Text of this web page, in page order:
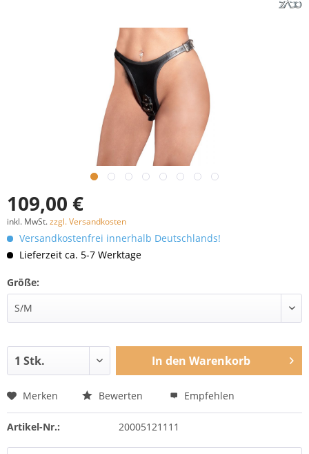
109,00 €
inkl. MwSt.zzgl. Versandkosten
Versandkostenfrei innerhalb Deutschlands!
Lieferzeit ca. 5-7 Werktage
Größe:
In den Warenkorb
Merken Bewerten Empfehlen
Artikel-Nr.: 20005121111